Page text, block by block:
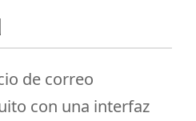
de correo
con una interfaz